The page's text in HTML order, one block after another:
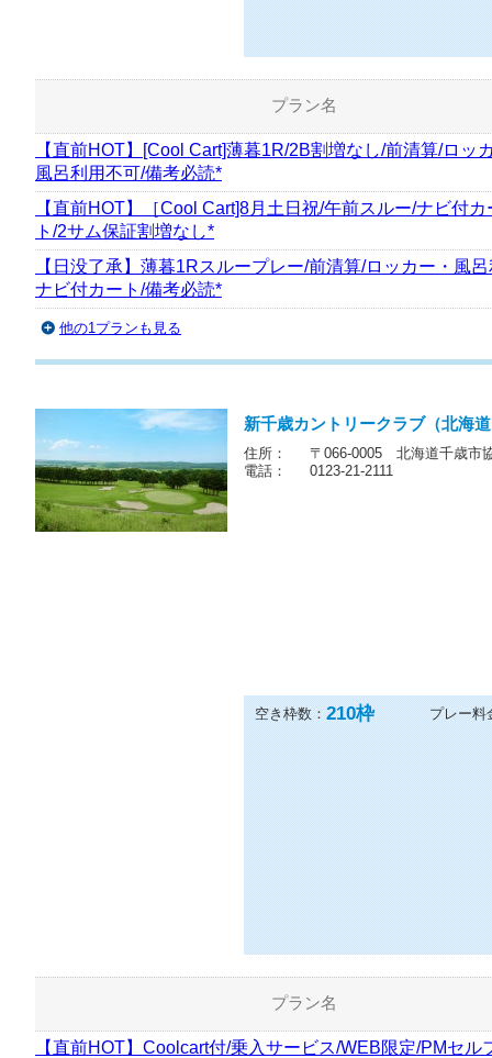
プラン名
【直前HOT】[Cool Cart]薄暮1R/2B割増なし/前清算/ロッ
風呂利用不可/備考必読*
【直前HOT】［Cool Cart]8月土日祝/午前スルー/ナビ付カ
ト/2サム保証割増なし*
【日没了承】薄暮1Rスループレー/前清算/ロッカー・風
ナビ付カート/備考必読*
他の1プランも見る
新千歳カントリークラブ（北海
住所：
〒066-0005 北海道千歳市
電話：
0123-21-2111
空き枠数： 210枠 プレー料
プラン名
【直前HOT】Coolcart付/乗入サービス/WEB限定/PMセル